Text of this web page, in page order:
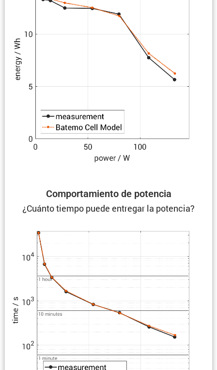
Compor­ta­miento de potencia
¿Cuánto tiempo puede entregar la potencia?